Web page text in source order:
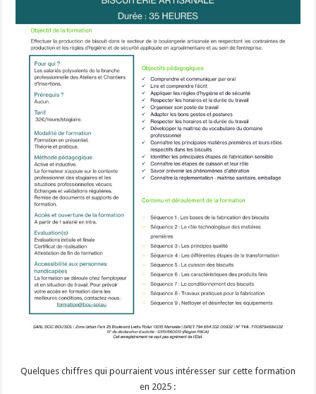
Quelques chiffres qui pourraient vous intéresser sur cette formation
en 2025 :